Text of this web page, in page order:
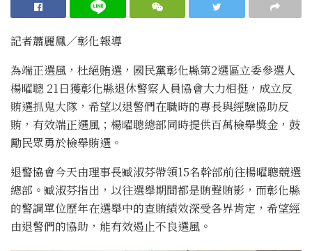
記者蕭麗鳳／彰化報導
為端正選風，杜絕贿選，國民黨彰化縣第2選區立委參選人
楊曜聰 21日獲彰化縣退休警察人員協會大力相挺，成立反
賄選抓鬼大隊，希望以退警們在職時的專長與經驗協助反
賄，有效端正選風；楊曜聰總部同時提供百萬檢舉獎金，鼓
勵民眾勇於檢舉賄選。
退警協會今天由理事長臧淑芬帶領15名幹部前往楊曜聰競選
總部。臧淑芬指出，以往選舉期間都是賄聲賄影，而彰化縣
的警調單位歷年在選舉中的查賄績效深受各界肯定，希望經
由退警們的協助，能有效遏止不良選風。